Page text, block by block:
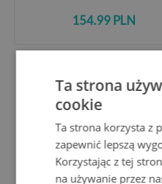
154.99 PLN
z abstrakcyjnym niebieskim
Ta strona
cookie
Ta strona korzysta z
zapewnić lepszą
Korzystając z tej
na używanie przez